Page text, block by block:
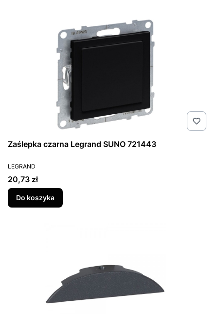
Zaślepka czarna Legrand SUNO 721443
PRODUCENT
LEGRAND
Cena
20,73 zł
Do koszyka